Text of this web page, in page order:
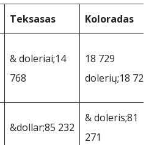
Teksasas Koloradas
& doleriai;14
768
18 729
dolerių;18 729
&dollar;85 232
& doleris;81
271